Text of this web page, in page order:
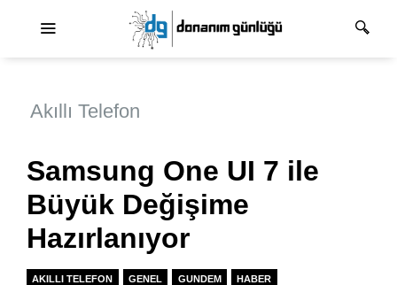
Akıllı Telefon
Samsung One UI 7 ile
Büyük Değişime
Hazırlanıyor
AKILLI TELEFON GENEL GUNDEM HABER